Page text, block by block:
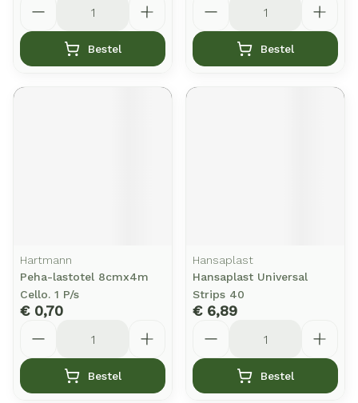
Bestel Bestel
Hartmann
Peha-lastotel 8cmx4m
Cello. 1 P/s
€ 0,70
Bestel
Hansaplast
Hansaplast Universal
Strips 40
€ 6,89
Bestel